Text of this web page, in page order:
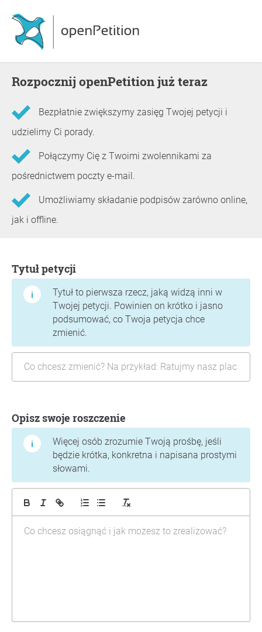
Rozpocznij openPetition już teraz
Bezpłatnie zwiększymy zasięg Twojej petycji i
udzielimy Ci porady.
Połączymy Cię z Twoimi zwolennikami za
pośrednictwem poczty e-mail.
Umożliwiamy składanie podpisów zarówno online,
jak i offline.
Tytuł petycji
Tytuł to pierwsza rzecz, jaką widzą inni w
Twojej petycji. Powinien on krótko i jasno
podsumować, co Twoja petycja chce
zmienić.
Opisz swoje roszczenie
Więcej osób zrozumie Twoją prośbę, jeśli
będzie krótka, konkretna i napisana prostymi
słowami.